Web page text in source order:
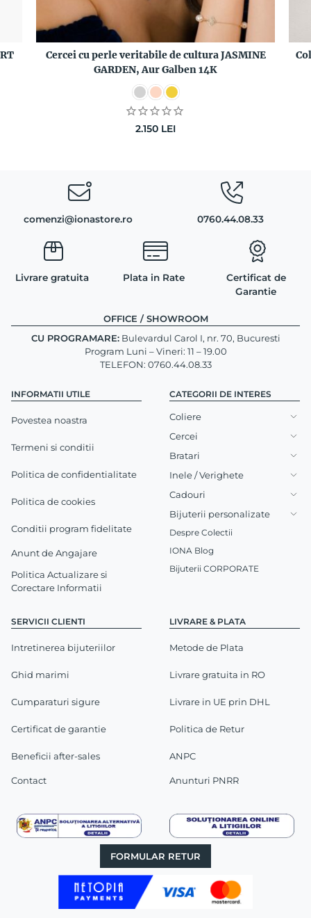
Cercei cu perle veritabile de cultura JASMINE
GARDEN, Aur Galben 14K
2.150 LEI
comenzi@ionastore.ro 0760.44.08.33
Livrare gratuita Plata in Rate
Certificat de
Garantie
INFORMATII UTILE
Povestea noastra
Termeni si conditii
Politica de confidentialitate
Politica de cookies
Conditii program fidelitate
Anunt de Angajare
Politica Actualizare si
Corectare Informatii
SERVICII CLIENTI
Intretinerea bijuteriilor
Ghid marimi
Cumparaturi sigure
Certificat de garantie
Beneficii after-sales
Contact
LIVRARE & PLATA
Metode de Plata
Livrare gratuita in RO
Livrare in UE prin DHL
Politica de Retur
ANPC
Anunturi PNRR
OFFICE / SHOWROOM
CU PROGRAMARE:Bulevardul Carol I, nr. 70, Bucuresti
Program Luni – Vineri: 11 – 19.00
TELEFON: 0760.44.08.33
CATEGORII DE INTERES
Coliere
Cercei
Bratari
Inele / Verighete
Cadouri
Bijuterii personalizate
Despre Colectii
IONA Blog
Bijuterii CORPORATE
FORMULAR RETUR